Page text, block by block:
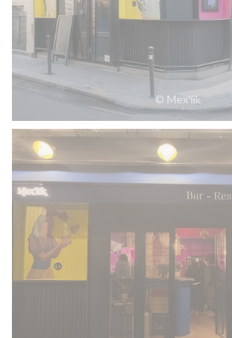
© Mex'iik